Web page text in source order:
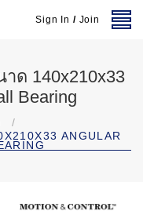
Sign In / Join
ด 140x210x33
Bearing
/
ANGULAR